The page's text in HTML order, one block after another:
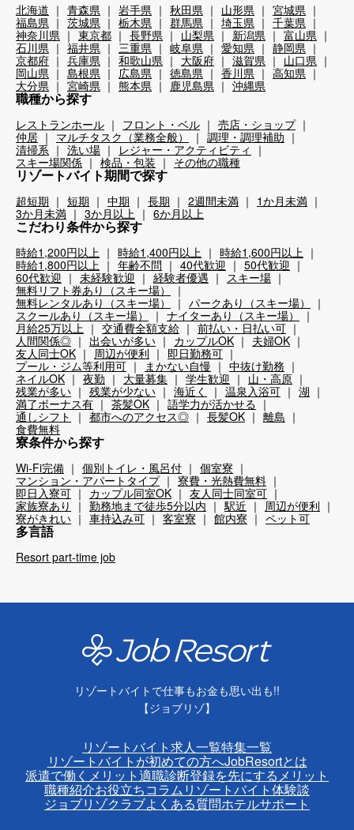
北海道 青森県 岩手県 秋田県 山形県
宮城県
福島県
茨城県 栃木県 群馬県 埼玉県
千葉県
神奈川県
東京都 長野県 山梨県 新潟県
富山県
石川県
福井県 三重県 岐阜県 愛知県
静岡県
京都府
兵庫県 和歌山県 大阪府 滋賀県
山口県
岡山県
島根県 広島県 徳島県 香川県
高知県
大分県
宮崎県 熊本県 鹿児島県 沖縄県
職種から探す
レストランホール フロント・ベル
売店・ショップ
仲居
マルチタスク（業務全般）
調理・調理補助
清掃系
洗い場
レジャー・アクティビティ
スキー場関係
検品・包装 その他の職種
リゾートバイト期間で探す
超短期 短期 中期 長期 2週間未満
1か月未満
3か月未満
3か月以上 6か月以上
こだわり条件から探す
時給1,200円以上 時給1,400円以上
時給1,600円以上
時給1,800円以上
年齢不問 40代歓迎
50代歓迎
60代歓迎
未経験歓迎 経験者優遇
スキー場
無料リフト券あり（スキー場）
無料レンタルあり（スキー場）
パークあり（スキー場）
スクールあり（スキー場）
ナイターあり（スキー場）
月給25万以上
交通費全額支給
前払い・日払い可
人間関係◎
出会いが多い カップルOK
夫婦OK
友人同士OK
周辺が便利
即日勤務可
プール・ジム等利用可
まかない自慢
中抜け勤務
ネイルOK
夜勤 大量募集 学生歓迎
山・高原
残業が多い
残業が少ない 海近く 温泉入浴可
湖
満了ボーナス有
茶髪OK
語学力が活かせる
通しシフト
都市へのアクセス◎ 長髪OK
離島
食費無料
寮条件から探す
Wi-Fi完備 個別トイレ・風呂付
個室寮
マンション・アパートタイプ
寮費・光熱費無料
即日入寮可
カップル同室OK
友人同士同室可
家族寮あり
勤務地まで徒歩5分以内 駅近
周辺が便利
寮がきれい
車持込み可 客室寮 館内寮 ペット可
多言語
Resort part-time job
リゾートバイトで仕事もお金も思い出も!!
【ジョブリゾ】
リゾートバイト求人一覧特集一覧
リゾートバイトが初めての方へJobResortとは
派遣で働くメリット適職診断登録を先にするメリット
職種紹介お役立ちコラムリゾートバイト体験談
ジョブリゾクラブよくある質問ホテルサポート